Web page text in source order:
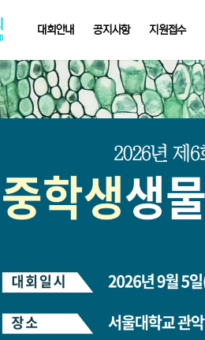
대회안내 공지사항 지원접수
중